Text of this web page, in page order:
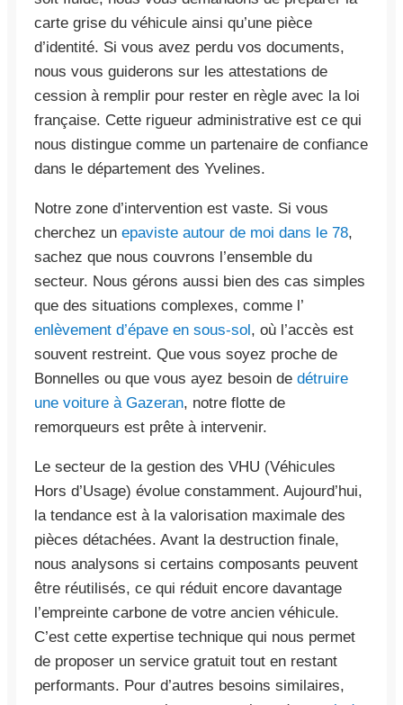
carte grise du véhicule ainsi qu’une pièce
d’identité. Si vous avez perdu vos documents,
nous vous guiderons sur les attestations de
cession à remplir pour rester en règle avec la loi
française. Cette rigueur administrative est ce qui
nous distingue comme un partenaire de confiance
dans le département des Yvelines.
Notre zone d’intervention est vaste. Si vous
cherchez un epaviste autour de moi dans le 78,
sachez que nous couvrons l’ensemble du
secteur. Nous gérons aussi bien des cas simples
que des situations complexes, comme l’
enlèvement d’épave en sous-sol, où l’accès est
souvent restreint. Que vous soyez proche de
Bonnelles ou que vous ayez besoin de détruire
une voiture à Gazeran, notre flotte de
remorqueurs est prête à intervenir.
Le secteur de la gestion des VHU (Véhicules
Hors d’Usage) évolue constamment. Aujourd’hui,
la tendance est à la valorisation maximale des
pièces détachées. Avant la destruction finale,
nous analysons si certains composants peuvent
être réutilisés, ce qui réduit encore davantage
l’empreinte carbone de votre ancien véhicule.
C’est cette expertise technique qui nous permet
de proposer un service gratuit tout en restant
performants. Pour d’autres besoins similaires,